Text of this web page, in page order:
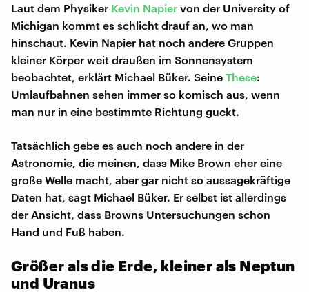
Laut dem Physiker Kevin Napier von der University of
Michigan kommt es schlicht drauf an, wo man
hinschaut. Kevin Napier hat noch andere Gruppen
kleiner Körper weit draußen im Sonnensystem
beobachtet, erklärt Michael Büker. Seine These:
Umlaufbahnen sehen immer so komisch aus, wenn
man nur in eine bestimmte Richtung guckt.
Tatsächlich gebe es auch noch andere in der
Astronomie, die meinen, dass Mike Brown eher eine
große Welle macht, aber gar nicht so aussagekräftige
Daten hat, sagt Michael Büker. Er selbst ist allerdings
der Ansicht, dass Browns Untersuchungen schon
Hand und Fuß haben.
Größer als die Erde, kleiner als Neptun
und Uranus